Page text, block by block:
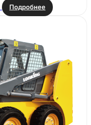
Подробнее